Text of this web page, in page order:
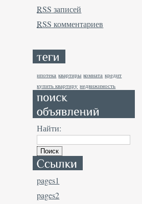
RSS записей
RSS комментариев
ипотека квартиры комната кредит
купить квартиру недвижимость
Найти:
pages1
pages2